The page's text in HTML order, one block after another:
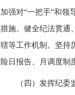
加强对“一把手”和领
措施。健全纪法贯通
辖等工作机制。坚持
险日报告、月调度制
（四）发挥纪